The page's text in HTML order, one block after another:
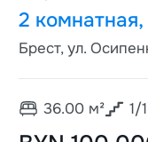
2
Брест, ул.
36.00м² 1/1